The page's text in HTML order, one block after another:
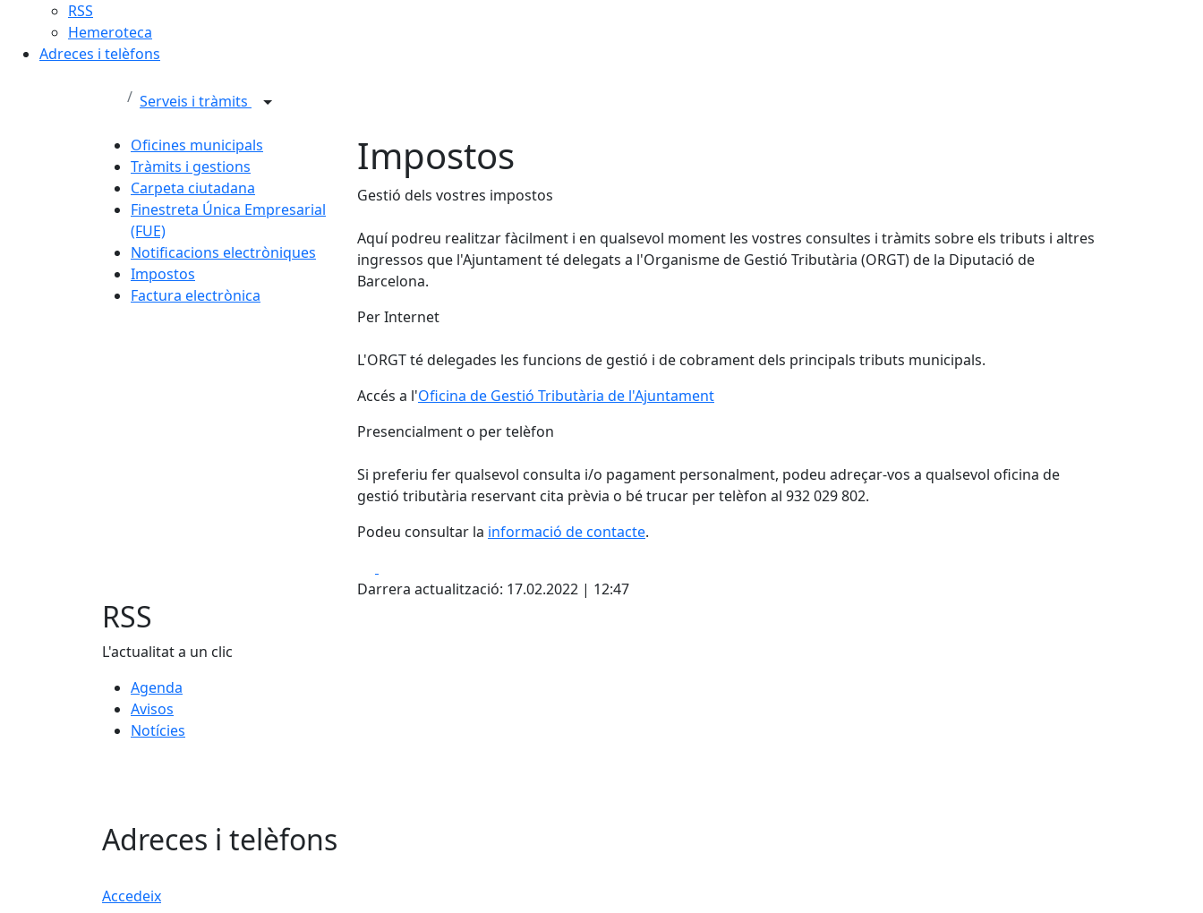
RSS
Hemeroteca
Adreces i telèfons
Serveis i tràmits
Oficines municipals
Tràmits i gestions
Carpeta ciutadana
Finestreta Única Empresarial
(FUE)
Notificacions electròniques
Impostos
Factura electrònica
Impostos
Gestió dels vostres impostos
Aquí podreu realitzar fàcilment i en qualsevol moment les vostres consultes i tràmits sobre els tributs i altres
ingressos que l'Ajuntament té delegats a l'Organisme de Gestió Tributària (ORGT) de la Diputació de
Barcelona.
Per Internet
L'ORGT té delegades les funcions de gestió i de cobrament dels principals tributs municipals.
Accés a l'Oficina de Gestió Tributària de l'Ajuntament
Presencialment o per telèfon
Si preferiu fer qualsevol consulta i/o pagament personalment, podeu adreçar-vos a qualsevol oficina de
gestió tributària reservant cita prèvia o bé trucar per telèfon al 932 029 802.
Podeu consultar la informació de contacte.
Darrera actualització: 17.02.2022 | 12:47
RSS
L'actualitat a un clic
Agenda
Avisos
Notícies
Adreces i telèfons
Accedeix